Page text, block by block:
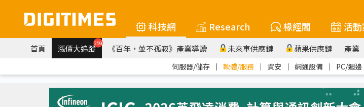
科技網 Research 椽經閣 活
首頁 漲價大追蹤259 《百年，並不孤寂》產業導讀 未來車供應鏈 蘋果供應鏈 產業
伺服器/儲存 ｜ 軟體/服務 ｜ 資安 ｜ 網通設備 ｜ PC/週邊